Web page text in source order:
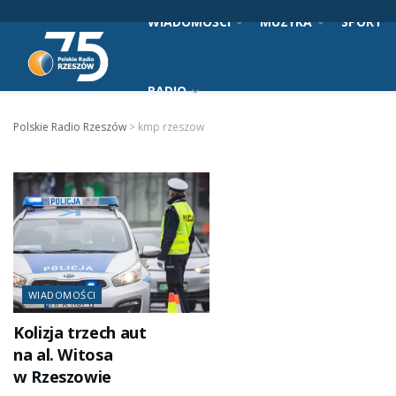
WIADOMOŚCI MUZYKA SPORT
RADIO
Polskie Radio Rzeszów > kmp rzeszow
WIADOMOŚCI
Kolizja trzech aut
na al. Witosa
w Rzeszowie